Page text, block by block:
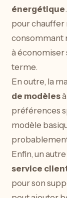
énergétique
pour chauffer
consommant
à économiser
terme.
En outre, la
de modèlesà
préférences
modèle
Enfin, un
service
pour son